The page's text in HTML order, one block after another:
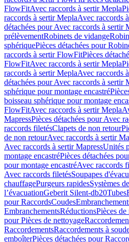
FlowFitAvec raccords à sertir Mepla
raccords à sertir MeplaAvec raccords
détachées pour Avec raccords à sertir
prélèvementRobinets de vidange
sphériquePièces détachées pour
raccords à sertir FlowFitPièces
FlowFitAvec raccords à sertir Mepla
raccords à sertir MeplaAvec raccords
détachées pour Avec raccords à sertir
sphérique pour montage encastré
boisseau sphérique pour montage
FlowFitAvec raccords à sertir Mepla
MapressPièces détachées pour Avec
raccords filetésClapets de non retour
de non retourAvec raccords à sertir
Avec raccords à sertir MapressUnités
montage encastréPièces détachées
pour montage encastréAvec raccords
Avec raccords filetésSoupapes
chauffagePurgeurs rapidesSystèmes
l’évacuationGeberit Silent-db20Tubes
pour RaccordsCoudes
EmbranchementsRéductionsPièces de
pour Pièces de nettoyage
RaccordementsRaccordements à
emboîterPièces détachées pour